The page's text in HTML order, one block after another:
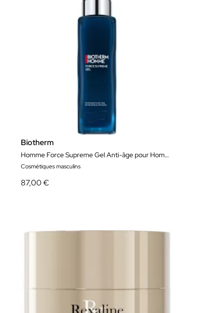
Biotherm
Homme Force Supreme Gel Anti-âge pour Hommes 100 ml
Cosmétiques masculins
87,00 €